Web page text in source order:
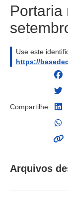
Portaria
Use este
https://
Compartilhe:
Arquivos